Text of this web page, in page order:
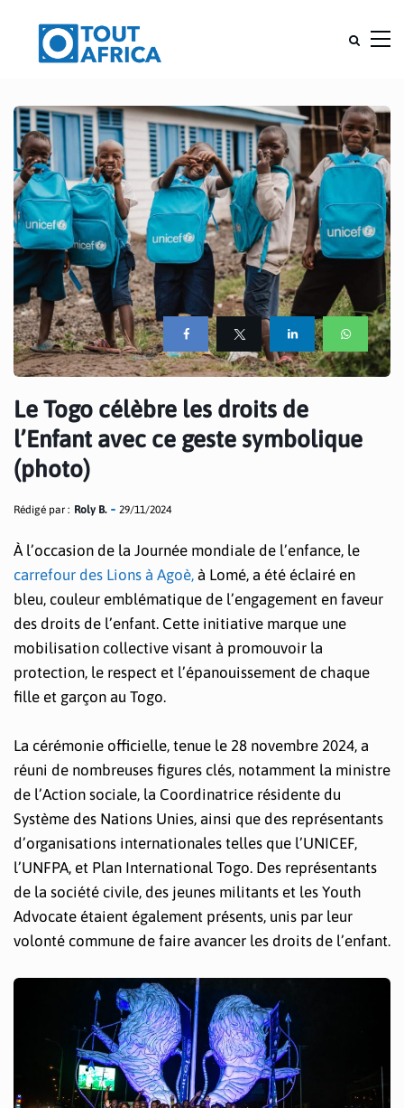
Le Togo célèbre les droits de
l’Enfant avec ce geste symbolique
(photo)
Rédigé par : Roly B. 29/11/2024
À l’occasion de la Journée mondiale de l’enfance, le
carrefour des Lions à Agoè, à Lomé, a été éclairé en
bleu, couleur emblématique de l’engagement en faveur
des droits de l’enfant. Cette initiative marque une
mobilisation collective visant à promouvoir la
protection, le respect et l’épanouissement de chaque
fille et garçon au Togo.
La cérémonie officielle, tenue le 28 novembre 2024, a
réuni de nombreuses figures clés, notamment la ministre
de l’Action sociale, la Coordinatrice résidente du
Système des Nations Unies, ainsi que des représentants
d’organisations internationales telles que l’UNICEF,
l’UNFPA, et Plan International Togo. Des représentants
de la société civile, des jeunes militants et les Youth
Advocate étaient également présents, unis par leur
volonté commune de faire avancer les droits de l’enfant.